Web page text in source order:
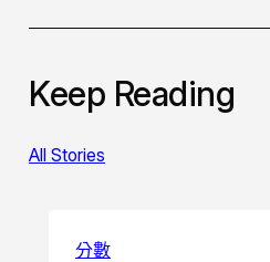
Keep Reading
All Stories
分數